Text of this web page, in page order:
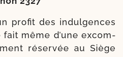
pro­fit des indul­gences
même d’une excom­
réser­vée au Siège